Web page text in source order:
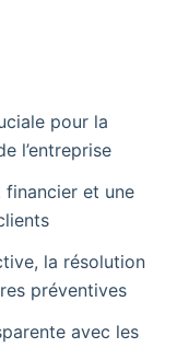
pour la
l’entreprise
et une
la résolution
préventives
avec les